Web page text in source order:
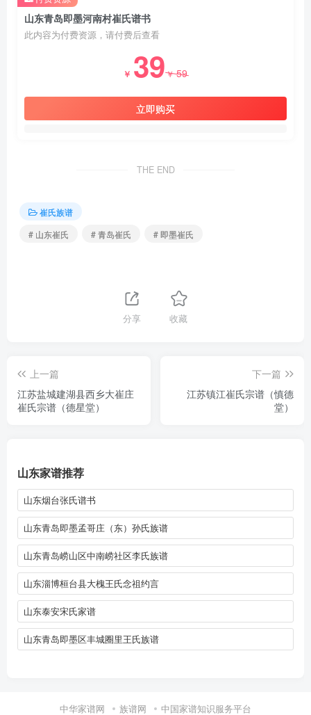
山东青岛即墨河南村崔氏谱书
此内容为付费资源，请付费后查看
￥ 39￥59
立即购买
THE END
崔氏族谱
# 山东崔氏
# 青岛崔氏 # 即墨崔氏
分享 收藏
上一篇
江苏盐城建湖县西乡大崔庄
崔氏宗谱（德星堂）
下一篇
江苏镇江崔氏宗谱（慎德
堂）
山东家谱推荐
山东烟台张氏谱书
山东青岛即墨孟哥庄（东）孙氏族谱
山东青岛崂山区中南崂社区李氏族谱
山东淄博桓台县大槐王氏念祖约言
山东泰安宋氏家谱
山东青岛即墨区丰城圈里王氏族谱
中华家谱网 族谱网 中国家谱知识服务平台